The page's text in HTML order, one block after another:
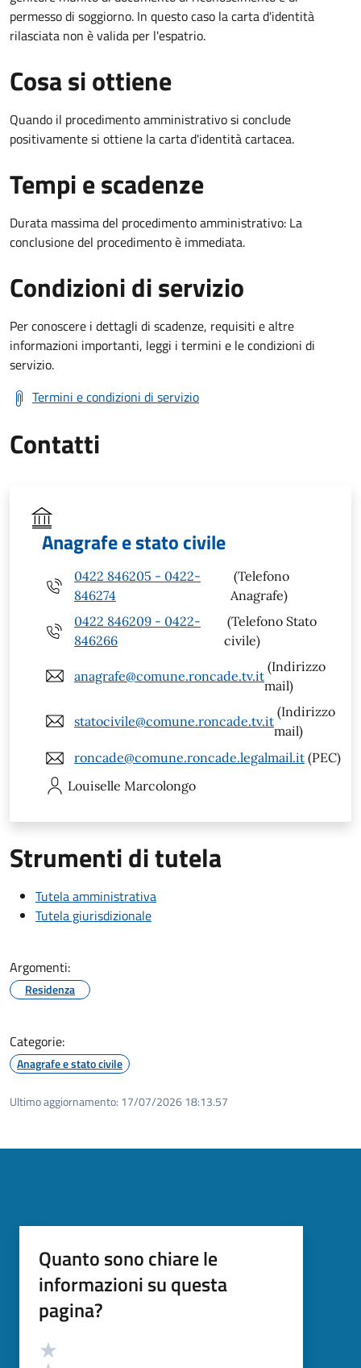
permesso di soggiorno. In questo caso la carta d'identità
rilasciata non è valida per l'espatrio.
Cosa si ottiene
Quando il procedimento amministrativo si conclude
positivamente si ottiene la carta d'identità cartacea.
Tempi e scadenze
Durata massima del procedimento amministrativo: La
conclusione del procedimento è immediata.
Condizioni di servizio
Per conoscere i dettagli di scadenze, requisiti e altre
informazioni importanti, leggi i termini e le condizioni di
servizio.
Termini e condizioni di servizio
Contatti
Anagrafe e stato civile
0422 846205 - 0422-
846274
(Telefono
Anagrafe)
0422 846209 - 0422-
846266
(Telefono Stato
civile)
anagrafe@comune.roncade.tv.it
(Indirizzo
mail)
statocivile@comune.roncade.tv.it
(Indirizzo
mail)
roncade@comune.roncade.legalmail.it (PEC)
Louiselle Marcolongo
Strumenti di tutela
Tutela amministrativa
Tutela giurisdizionale
Argomenti:
Residenza
Categorie:
Anagrafe e stato civile
Ultimo aggiornamento: 17/07/2026 18:13.57
Quanto sono chiare le
informazioni su questa
pagina?
Valutazione